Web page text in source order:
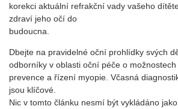
korekci aktuální refrakční vady vašeho
zdraví jeho očí do
budoucna.
Dbejte na pravidelné oční prohlídky svých
odborníky v oblasti oční péče o možnostech
prevence a řízení myopie. Včasná
jsou klíčové.
Nic v tomto článku nesmí být vykládáno